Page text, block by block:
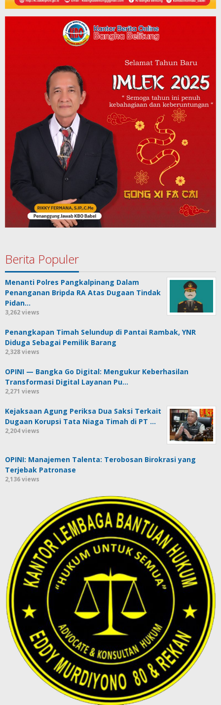
Berita Populer
Menanti Polres Pangkalpinang Dalam
Penanganan Bripda RA Atas Dugaan Tindak
Pidan…
3,262 views
Penangkapan Timah Selundup di Pantai Rambak, YNR
Diduga Sebagai Pemilik Barang
2,328 views
OPINI — Bangka Go Digital: Mengukur Keberhasilan
Transformasi Digital Layanan Pu…
2,271 views
Kejaksaan Agung Periksa Dua Saksi Terkait
Dugaan Korupsi Tata Niaga Timah di PT …
2,204 views
OPINI: Manajemen Talenta: Terobosan Birokrasi yang
Terjebak Patronase
2,136 views